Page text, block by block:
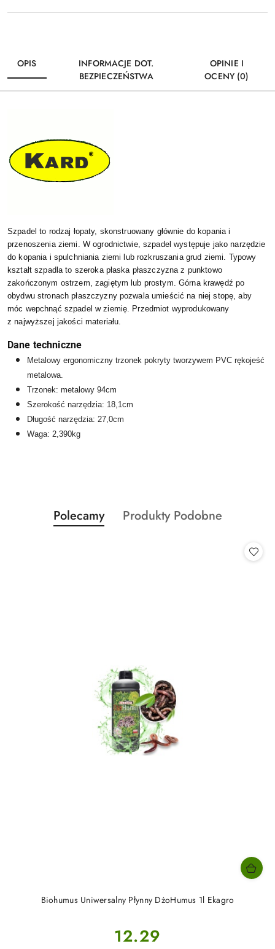
OPIS
INFORMACJE DOT.
BEZPIECZEŃSTWA
OPINIE I
OCENY (0)
Szpadel to rodzaj łopaty, skonstruowany głównie do kopania i
przenoszenia ziemi. W ogrodnictwie, szpadel występuje jako narzędzie
do kopania i spulchniania ziemi lub rozkruszania grud ziemi. Typowy
kształt szpadla to szeroka płaska płaszczyzna z punktowo
zakończonym ostrzem, zagiętym lub prostym. Górna krawędź po
obydwu stronach płaszczyzny pozwala umieścić na niej stopę, aby
móc wepchnąć szpadel w ziemię. Przedmiot wyprodukowany
znajwyższej jakości materiału.
Dane techniczne
Metalowy ergonomiczny trzonek pokryty tworzywem PVC rękojeść
metalowa.
Trzonek: metalowy 94cm
Szerokość narzędzia: 18,1cm
Długość narzędzia: 27,0cm
Waga: 2,390kg
Pomiń karuzelę produktów
Produkty
o
Polecamy
Produkty
Produkty Podobne
Biohumus Uniwersalny Płynny DżoHumus 1l Ekagro
Cena:
12.29